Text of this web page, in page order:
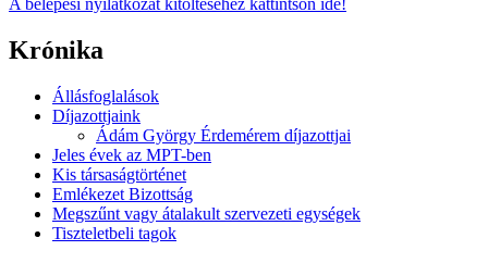
A belépési nyilatkozat kitöltéséhez kattintson ide!
Krónika
Állásfoglalások
Díjazottjaink
Ádám György Érdemérem díjazottjai
Jeles évek az MPT-ben
Kis társaságtörténet
Emlékezet Bizottság
Megszűnt vagy átalakult szervezeti egységek
Tiszteletbeli tagok